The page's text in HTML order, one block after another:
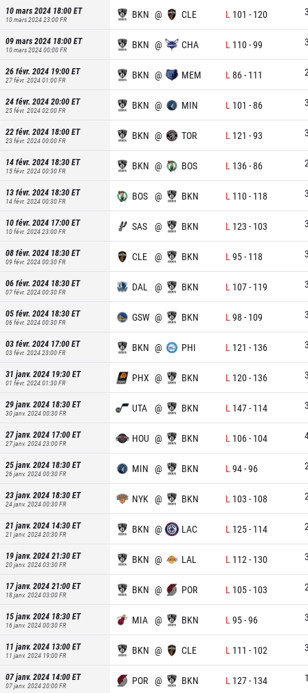
10 mars 2024 18:00ET
10 mars 2024 23:00FR BKN @ CLE L 101 - 120
09 mars 2024 18:00ET
10 mars 2024 00:00FR BKN @ CHA L 110-99
26 févr. 2024 19:00ET
27 févr. 2024 01:00FR BKN @ MEM L 86- 111
24 févr. 2024 20:00ET
25 févr. 2024 02:00FR BKN @ MIN L 101 -86
22 févr. 2024 18:00ET
23 févr. 2024 00:00FR BKN @ TOR L 121 -93
14 févr. 2024 18:30ET
15 févr. 2024 00:30FR BKN @ BOS L 136-86
13 févr. 2024 18:30ET
14 févr. 2024 00:30FR BOS @ BKN L 110- 118
10 févr. 2024 17:00ET
10 févr. 2024 23:00FR SAS @ BKN L 123 - 103
08 févr. 2024 18:30ET
09 févr. 2024 00:30FR CLE @ BKN L 95- 118
06 févr. 2024 18:30ET
07 févr. 2024 00:30FR DAL @ BKN L 107- 119
05 févr. 2024 18:30ET
06 févr. 2024 00:30FR GSW @ BKN L 98 - 109
03 févr. 2024 17:00ET
03 févr. 2024 23:00FR BKN @ PHI L 121 - 136
31 janv. 2024 19:30ET
01 févr. 2024 01:30FR PHX @ BKN L 120- 136
29 janv. 2024 18:30ET
30 janv. 2024 00:30FR UTA @ BKN L 147- 114
27 janv. 2024 17:00ET
27 janv. 2024 23:00FR HOU @ BKN L 106- 104
25 janv. 2024 18:30ET
26 janv. 2024 00:30FR MIN @ BKN L 94-96
23 janv. 2024 18:30ET
24 janv. 2024 00:30FR NYK @ BKN L 103 - 108
21 janv. 2024 14:30ET
21 janv. 2024 20:30FR BKN @ LAC L 125- 114
19 janv. 2024 21:30ET
20 janv. 2024 03:30FR BKN @ LAL L 112 - 130
17 janv. 2024 21:00ET
18 janv. 2024 03:00FR BKN @ POR L 105- 103
15 janv. 2024 18:30ET
16 janv. 2024 00:30FR MIA @ BKN L 95-96
11 janv. 2024 13:00ET
11 janv. 2024 19:00FR BKN @ CLE L 111 - 102
07 janv. 2024 14:00ET
07 janv. 2024 20:00FR POR @ BKN L 127- 134